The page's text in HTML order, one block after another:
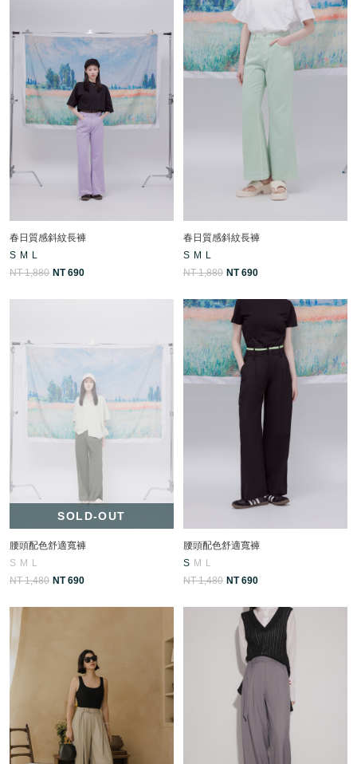
春日質感斜紋長褲
S M L
NT 1,880 NT 690
春日質感斜紋長褲
S M L
NT 1,880 NT 690
SOLD-OUT
腰頭配色舒適寬褲
S M
L
NT 1,480 NT 690
腰頭配色舒適寬褲
S M
L
NT 1,480 NT 690